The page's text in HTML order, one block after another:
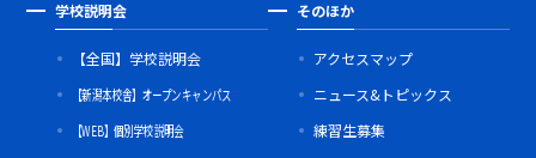
学校説明会
【全国】学校説明会
【新潟本校舎】オープンキャンパス
【WEB】個別学校説明会
そのほか
アクセスマップ
ニュース&トピックス
練習生募集